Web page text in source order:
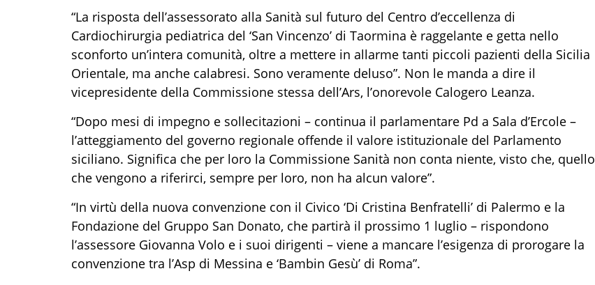
“La risposta dell’assessorato alla Sanità sul futuro del Centro d’eccellenza di
Cardiochirurgia pediatrica del ‘San Vincenzo’ di Taormina è raggelante e getta nello
sconforto un’intera comunità, oltre a mettere in allarme tanti piccoli pazienti della Sicilia
Orientale, ma anche calabresi. Sono veramente deluso”. Non le manda a dire il
vicepresidente della Commissione stessa dell’Ars, l’onorevole Calogero Leanza.
“Dopo mesi di impegno e sollecitazioni – continua il parlamentare Pd a Sala d’Ercole –
l’atteggiamento del governo regionale offende il valore istituzionale del Parlamento
siciliano. Significa che per loro la Commissione Sanità non conta niente, visto che, quello
che vengono a riferirci, sempre per loro, non ha alcun valore”.
“In virtù della nuova convenzione con il Civico ‘Di Cristina Benfratelli’ di Palermo e la
Fondazione del Gruppo San Donato, che partirà il prossimo 1 luglio – rispondono
l’assessore Giovanna Volo e i suoi dirigenti – viene a mancare l’esigenza di prorogare la
convenzione tra l’Asp di Messina e ‘Bambin Gesù’ di Roma”.